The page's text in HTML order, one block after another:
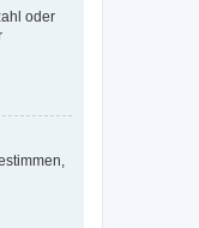
oder